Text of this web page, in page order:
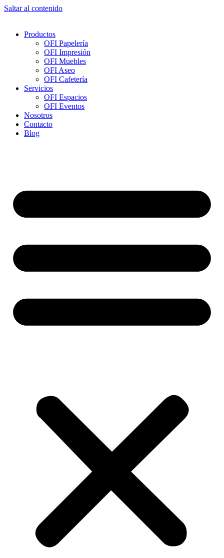
Saltar al contenido
Productos
OFI Papelería
OFI Impresión
OFI Muebles
OFI Aseo
OFI Cafetería
Servicios
OFI Espacios
OFI Eventos
Nosotros
Contacto
Blog